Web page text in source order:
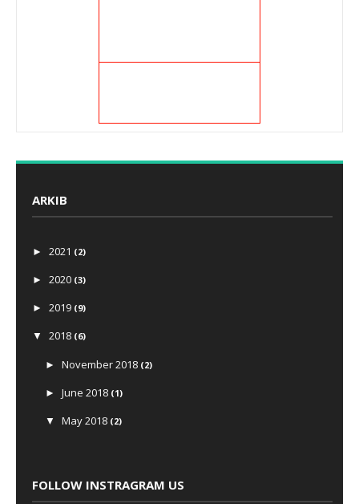
ARKIB
► 2021 (2)
► 2020 (3)
► 2019 (9)
▼ 2018 (6)
► November 2018 (2)
► June 2018 (1)
▼ May 2018 (2)
FOLLOW INSTRAGRAM US